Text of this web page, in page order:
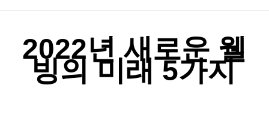
2022년 새로운 웰
빙의 미래 5가지